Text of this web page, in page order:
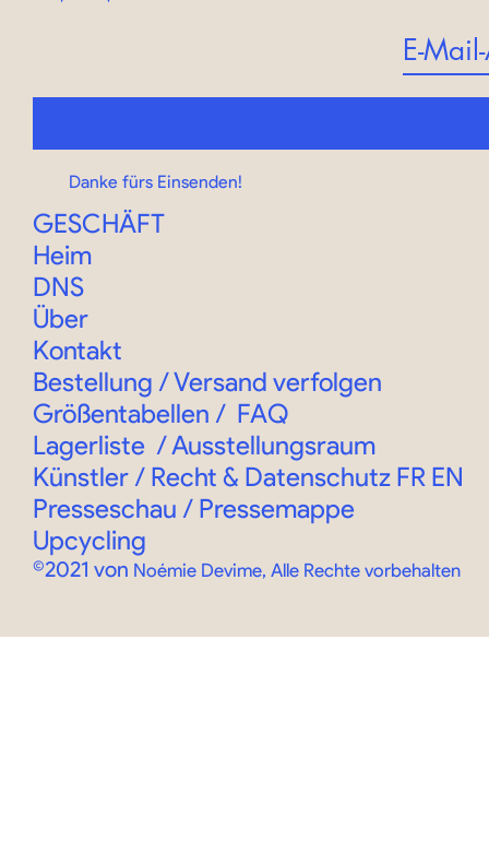
GESCHÄFT
Heim
DNS
Über
Kontakt
©2021 von Noémie Devime, Alle Rechte vorbehalten
Danke fürs Einsenden!
Bestellung /Versand verfolgen
Größentabellen / FAQ
Lagerliste /Ausstellungsraum
Künstler / Recht & Datenschutz FR EN
Presseschau / Pressemappe
Upcycling